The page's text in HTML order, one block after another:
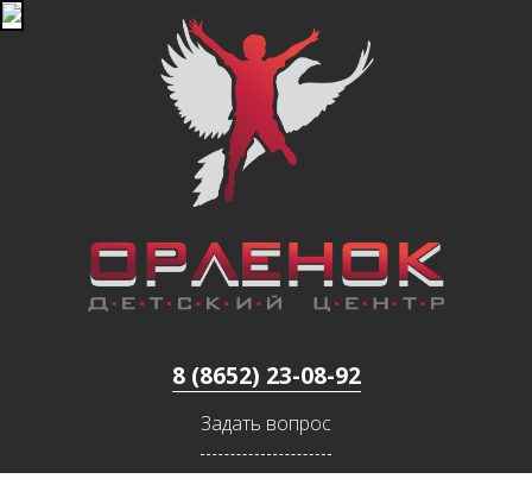
Jump to navigation
8 (8652) 23-08-92
Задать вопрос